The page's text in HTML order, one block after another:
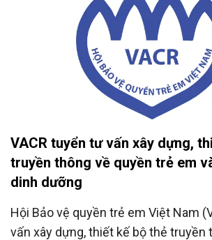
VACR tuyển tư vấn xây dựng,
truyền thông về quyền trẻ em
dinh dưỡng
Hội Bảo vệ quyền trẻ em Việt Nam
vấn xây dựng, thiết kế bộ thẻ truyền